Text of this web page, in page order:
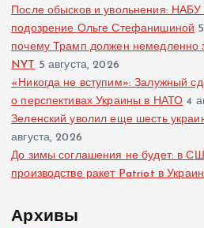
После обысков и увольнения:
подозрение Ольге Стефанишиной
почему Трамп должен немедленно
NYT 5 августа, 2026
«Никогда не вступим»: Залужный
о перспективах Украины в НАТО 4
Зеленский уволил еще шесть
августа, 2026
До зимы соглашения не будет: в
производстве ракет Patriot в
Архивы